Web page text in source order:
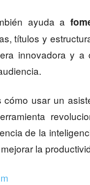
ayuda a
títulos y
innovadora y a
usar un
de la
la